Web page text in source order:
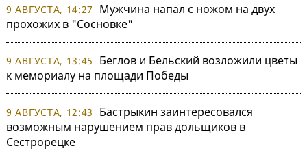
9 АВГУСТА, 14:27
Мужчина напал с ножом на двух
прохожих в "Сосновке"
9 АВГУСТА, 13:45
Беглов и Бельский возложили цветы
к мемориалу на площади Победы
9 АВГУСТА, 12:43
Бастрыкин заинтересовался
возможным нарушением прав дольщиков в
Сестрорецке